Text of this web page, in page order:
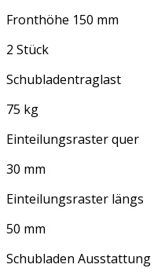
Fronthöhe 150 mm
2 Stück
Schubladentraglast
75 kg
Einteilungsraster quer
30 mm
Einteilungsraster längs
50 mm
Schubladen Ausstattung